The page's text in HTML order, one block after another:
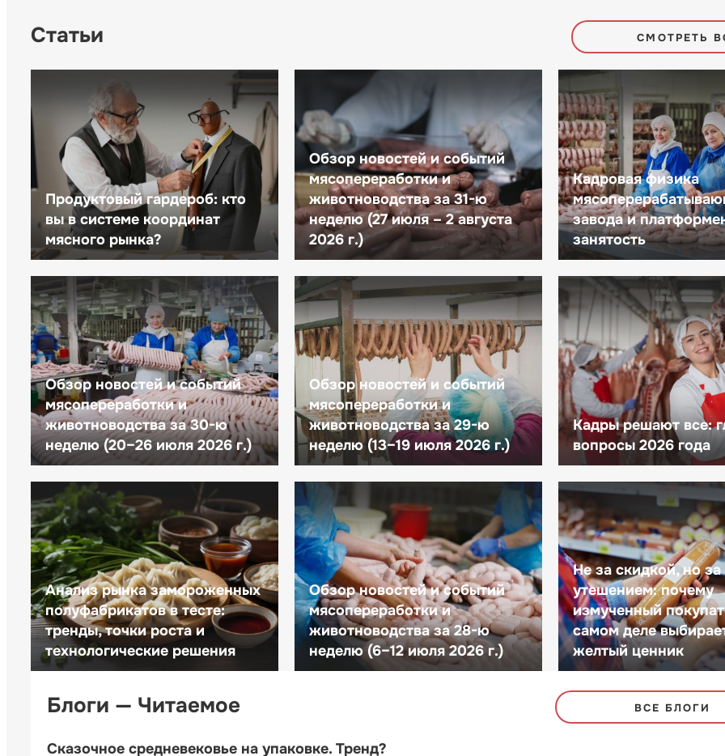
Статьи СМОТРЕТЬ
Продуктовый гардероб: кто
вы в системе координат
мясного рынка?
Обзор новостей и событий
мясопереработки и
животноводства за 31-ю
неделю (27 июля – 2 августа
2026 г.)
Кадровая физика
завода и
занятость
Обзор новостей и событий
мясопереработки и
животноводства за 30-ю
неделю (20–26 июля 2026 г.)
Обзор новостей и событий
мясопереработки и
животноводства за 29-ю
неделю (13–19 июля 2026 г.)
Кадры решают все:
вопросы 2026 года
Анализ рынка замороженных
полуфабрикатов в тесте:
тренды, точки роста и
технологические решения
Обзор новостей и событий
мясопереработки и
животноводства за 28-ю
неделю (6–12 июля 2026 г.)
Не за скидкой, но за
утешением: почему
измученный
самом деле
желтый ценник
Блоги — Читаемое ВСЕ БЛОГИ
Сказочное средневековье на упаковке. Тренд?